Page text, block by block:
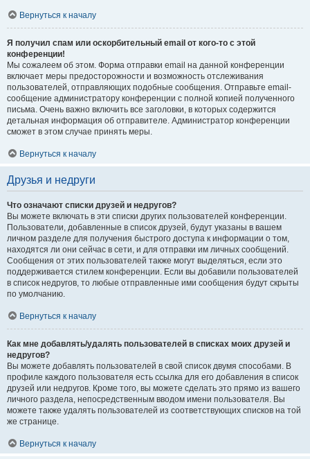
Вернуться к началу
Я получил спам или оскорбительный email от кого-то с этой
конференции!
Мы сожалеем об этом. Форма отправки email на данной конференции
включает меры предосторожности и возможность отслеживания
пользователей, отправляющих подобные сообщения. Отправьте email-
сообщение администратору конференции с полной копией полученного
письма. Очень важно включить все заголовки, в которых содержится
детальная информация об отправителе. Администратор конференции
сможет в этом случае принять меры.
Вернуться к началу
Друзья и недруги
Что означают списки друзей и недругов?
Вы можете включать в эти списки других пользователей конференции.
Пользователи, добавленные в список друзей, будут указаны в вашем
личном разделе для получения быстрого доступа к информации о том,
находятся ли они сейчас в сети, и для отправки им личных сообщений.
Сообщения от этих пользователей также могут выделяться, если это
поддерживается стилем конференции. Если вы добавили пользователей
в список недругов, то любые отправленные ими сообщения будут скрыты
по умолчанию.
Вернуться к началу
Как мне добавлять/удалять пользователей в списках моих друзей и
недругов?
Вы можете добавлять пользователей в свой список двумя способами. В
профиле каждого пользователя есть ссылка для его добавления в список
друзей или недругов. Кроме того, вы можете сделать это прямо из вашего
личного раздела, непосредственным вводом имени пользователя. Вы
можете также удалять пользователей из соответствующих списков на той
же странице.
Вернуться к началу